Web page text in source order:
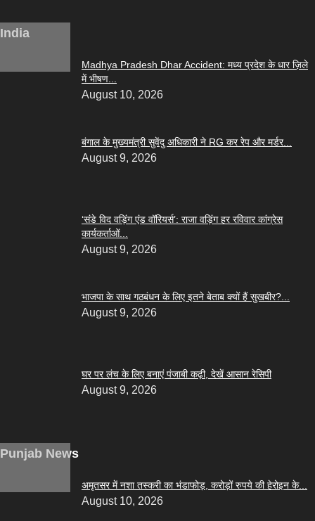
India
Madhya Pradesh Dhar Accident: मध्य प्रदेश के धार ज़िले
में भीषण...
August 10, 2026
बंगाल के मुख्यमंत्री सुवेंदु अधिकारी ने RG कर रेप और मर्डर...
August 9, 2026
‘संडे विद वड़िंग एंड वॉरियर्स’: राजा वड़िंग हर रविवार कांग्रेस
कार्यकर्ताओं...
August 9, 2026
भाजपा के साथ गठबंधन के लिए इतने बेताब क्यों हैं सुखबीर?...
August 9, 2026
घर पर लंच के लिए बनाएं पंजाबी कढ़ी, देखें आसान रेसिपी
August 9, 2026
Punjab News
अमृतसर में नशा तस्करी का भंडाफोड़, करोड़ों रुपये की हेरोइन के...
August 10, 2026